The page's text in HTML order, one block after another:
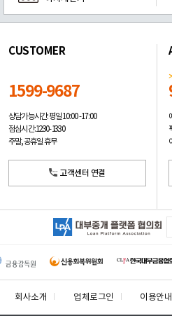
CUSTOMER
1599-9687
상담가능시간: 평일10:00 -17:00
점심시간: 12:30 - 13:30
주말, 공휴일 휴무
고객센터 연결
회사소개 업체로그인 이용안내